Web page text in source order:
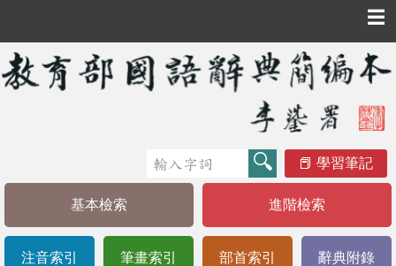
☰
學習筆記
基本檢索 進階檢索
注音索引 筆畫索引 部首索引 辭典附錄